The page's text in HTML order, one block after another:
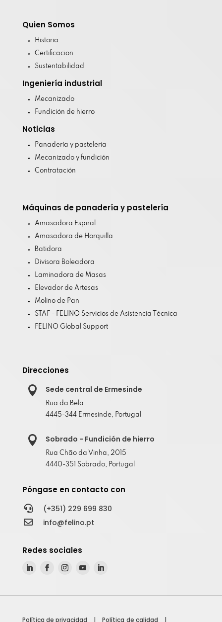
Quien Somos
Historia
Certificacion
Sustentabilidad
Ingeniería industrial
Mecanizado
Fundición de hierro
Noticias
Panadería y pastelería
Mecanizado y fundición
Contratación
Máquinas de panadería y pastelería
Amasadora Espiral
Amasadora de Horquilla
Batidora
Divisora Boleadora
Laminadora de Masas
Elevador de Artesas
Molino de Pan
STAF - FELINO Servicios de Asistencia Técnica
FELINO Global Support
Direcciones
 Sede central de Ermesinde
Rua da Bela
4445-344 Ermesinde, Portugal
 Sobrado - Fundición de hierro
Rua Chão da Vinha, 2015
4440-351 Sobrado, Portugal
Póngase en contacto con
 (+351) 229 699 830
 info@felino.pt
Redes sociales
Política de privacidad |Política de calidad |